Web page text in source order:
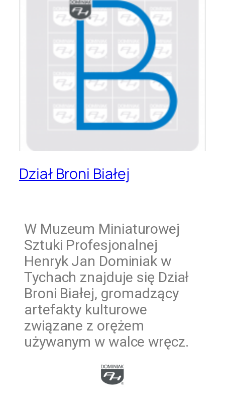
Dział Broni Białej
W Muzeum Miniaturowej
Sztuki Profesjonalnej
Henryk Jan Dominiak w
Tychach znajduje się Dział
Broni Białej, gromadzący
artefakty kulturowe
związane z orężem
używanym w walce wręcz.